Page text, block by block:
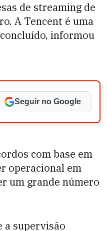
de streaming de
A Tencent é uma
informou
Seguir no Google
com base em
operacional em
um grande número
a supervisão